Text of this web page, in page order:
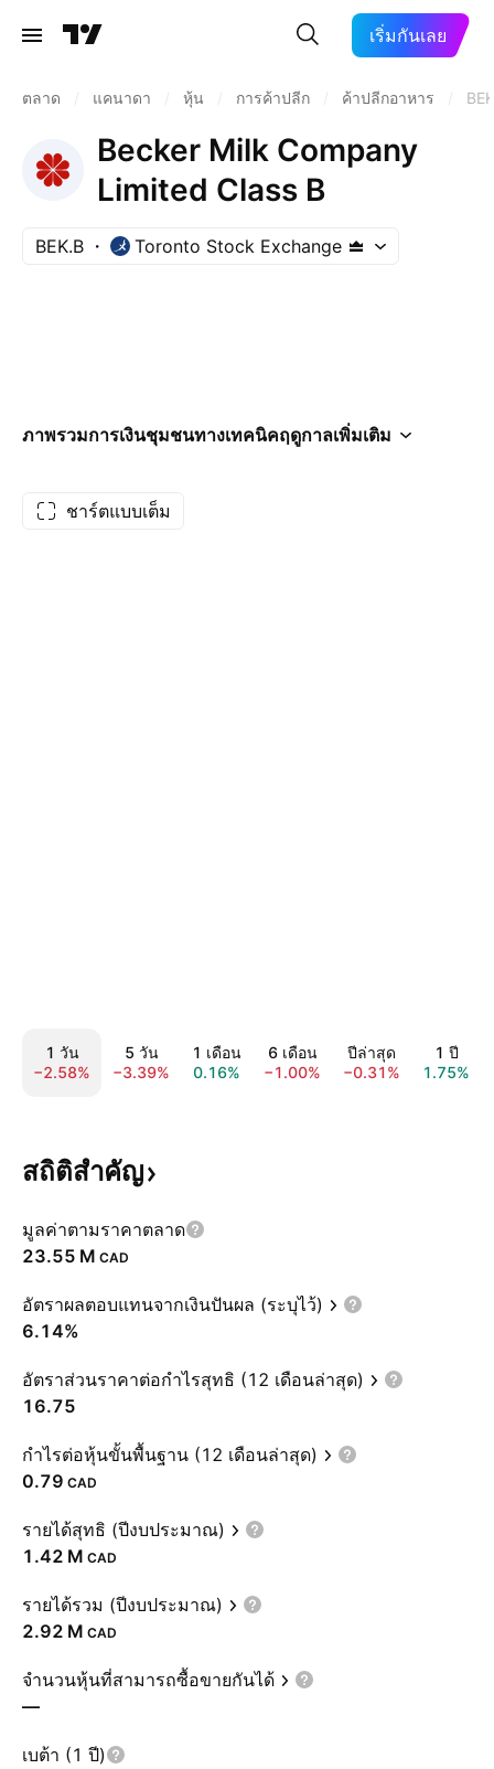
เริ่มกันเลย
ตลาด แคนาดา หุ้น การค้าปลีก ค้าปลีกอาหาร
Becker Milk Company
Limited Class B
BEK.B Toronto Stock Exchange
ภาพรวมการเงินชุมชนทางเทคนิคฤดูกาลเพิ่มเติม
ชาร์ตแบบเต็ม
1 วัน
−2.58%
5 วัน
−3.39%
1 เดือน
0.16%
6 เดือน
−1.00%
ปีล่าสุด
−0.31%
1 ปี
1.75%
สถิติสำคัญ
มูลค่าตามราคาตลาด
‪23.55 M‬ CAD
อัตราผลตอบแทนจากเงินปันผล (ระบุไว้)
6.14%
อัตราส่วนราคาต่อกำไรสุทธิ (12 เดือนล่าสุด)
16.75
กำไรต่อหุ้นขั้นพื้นฐาน (12 เดือนล่าสุด)
0.79 CAD
รายได้สุทธิ (ปีงบประมาณ)
‪1.42 M‬ CAD
รายได้รวม (ปีงบประมาณ)
‪2.92 M‬ CAD
จำนวนหุ้นที่สามารถซื้อขายกันได้
—
เบต้า (1 ปี)